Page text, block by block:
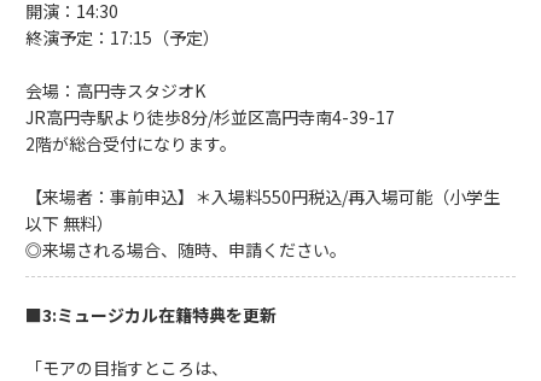
開演：14:30
終演予定：17:15（予定）
会場：高円寺スタジオK
JR高円寺駅より徒歩8分/杉並区高円寺南4-39-17
2階が総合受付になります。
【来場者：事前申込】＊入場料550円税込/再入場可能（小学生
以下 無料）
◎来場される場合、随時、申請ください。
■3:ミュージカル在籍特典を更新
「モアの目指すところは、